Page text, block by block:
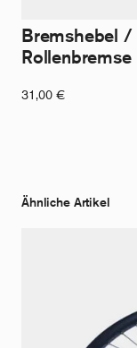
Bremshebel /
Rollenbremse
31,00 €
Ähnliche Artikel